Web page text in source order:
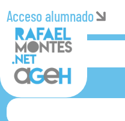
Acceso alumnado